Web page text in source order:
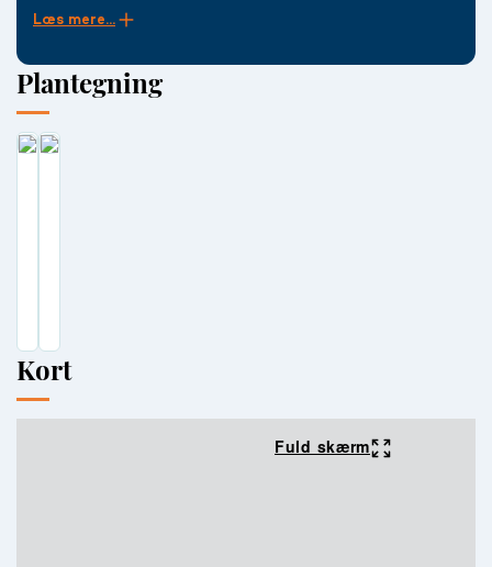
Læs mere...
Plantegning
Kort
Fuld skærm